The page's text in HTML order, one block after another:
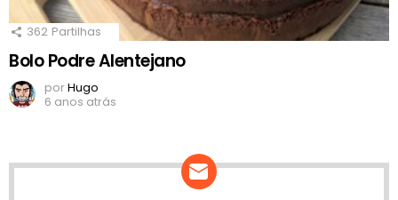
362 Partilhas
Bolo Podre Alentejano
porHugo
6 anos atrás